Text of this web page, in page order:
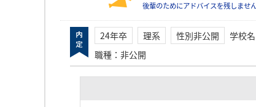
後輩のためにアドバイスを残しませ
24年卒 理系 性別非公開 学校名
職種 ： 非公開